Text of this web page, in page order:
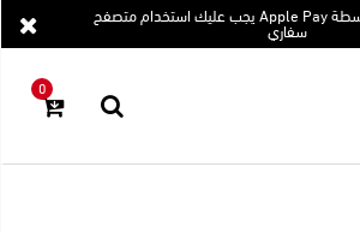
لتتمكن من الدفع بواسطة Apple Pay يجب عليك استخدام متصفح
سفاري
0